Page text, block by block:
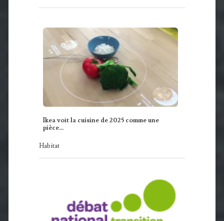
Ikea voit la cuisine de 2025 comme une
pièce…
Habitat